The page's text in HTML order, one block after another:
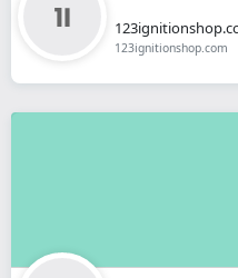
123ignitionshop.com